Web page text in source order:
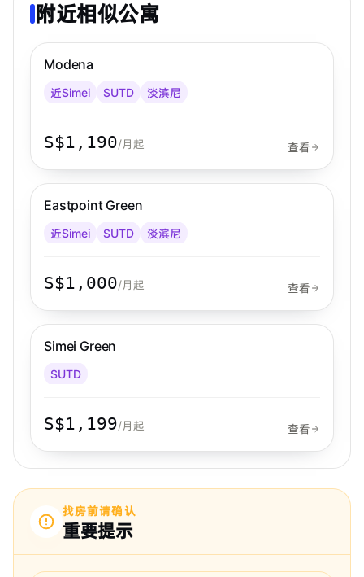
附近相似公寓
步行 2 分钟到 MRT
Modena
近Simei SUTD 淡滨尼
S$1,190/月起
查看
Eastpoint Green
近Simei SUTD 淡滨尼
S$1,000/月起
查看
Simei Green
SUTD
S$1,199/月起 查看
找房前请确认
重要提示